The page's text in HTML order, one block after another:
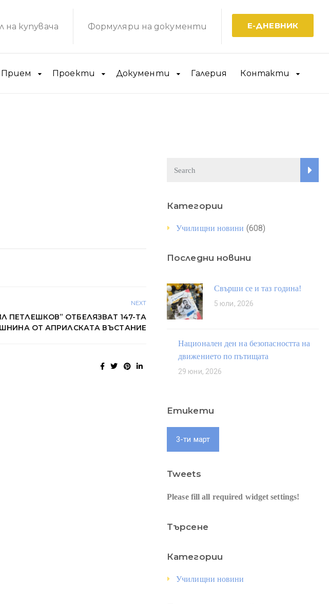
на купувача Формуляри на документи Е-ДНЕВНИК
Прием Проекти Документи Галерия Контакти
NEXT
ПЕТЛЕШКОВ” ОТБЕЛЯЗВАТ 147-ТА
ОТ АПРИЛСКАТА ВЪСТАНИЕ
Категории
Училищни новини (608)
Последни новини
Свърши се и таз година!
5 юли, 2026
Национален ден на безопасността на
движението по пътищата
29 юни, 2026
Етикети
3-ти март
Tweets
Please fill all required widget settings!
Търсене
Категории
Училищни новини